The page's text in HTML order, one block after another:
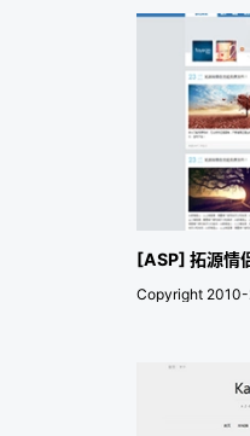
[ASP] 拓源情
Copyright 2010-